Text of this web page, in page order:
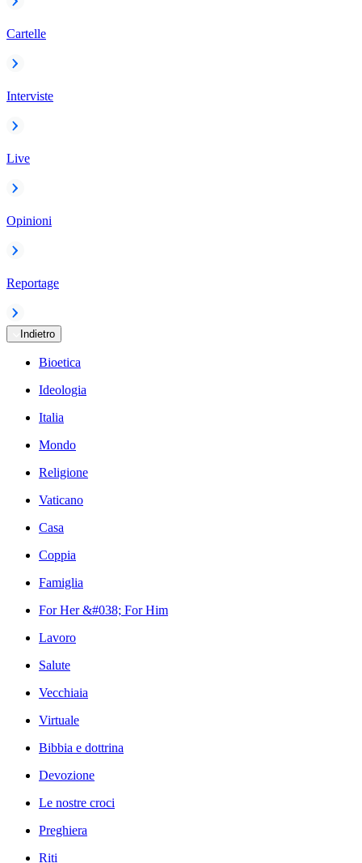
Cartelle
Interviste
Live
Opinioni
Reportage
Indietro
Bioetica
Ideologia
Italia
Mondo
Religione
Vaticano
Casa
Coppia
Famiglia
For Her &#038; For Him
Lavoro
Salute
Vecchiaia
Virtuale
Bibbia e dottrina
Devozione
Le nostre croci
Preghiera
Riti